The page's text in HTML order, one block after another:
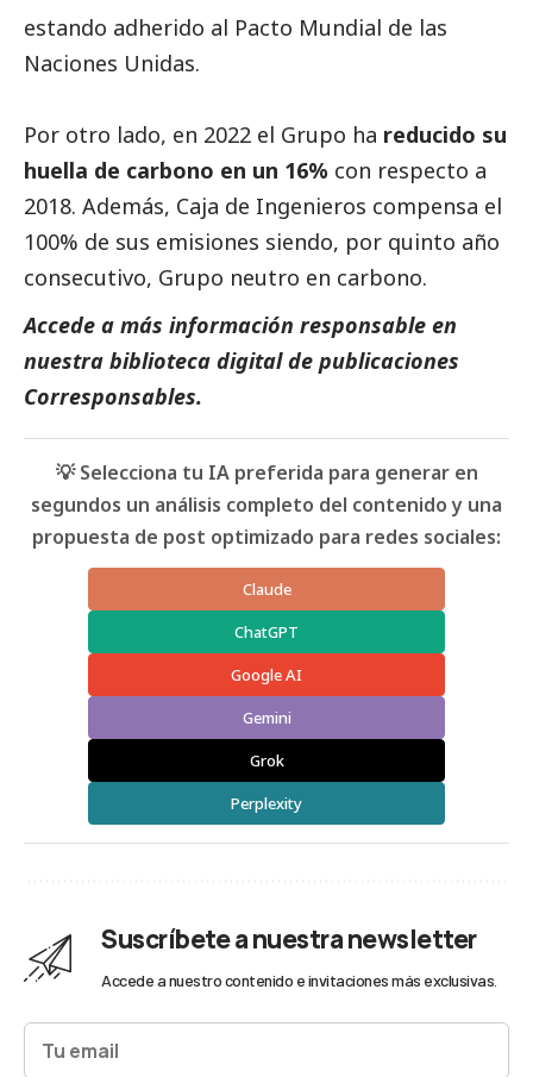
estando adherido al Pacto Mundial de las
Naciones Unidas.
Por otro lado, en 2022 el Grupo ha reducido su
huella de carbono en un 16% con respecto a
2018. Además, Caja de Ingenieros compensa el
100% de sus emisiones siendo, por quinto año
consecutivo, Grupo neutro en carbono.
Accede a más información responsable en
nuestra biblioteca digital de publicaciones
Corresponsables.
💡 Selecciona tu IA preferida para generar en
segundos un análisis completo del contenido y una
propuesta de post optimizado para redes sociales:
Claude
ChatGPT
Google AI
Gemini
Grok
Perplexity
Suscríbete a nuestra newsletter
Accede a nuestro contenido e invitaciones más exclusivas.